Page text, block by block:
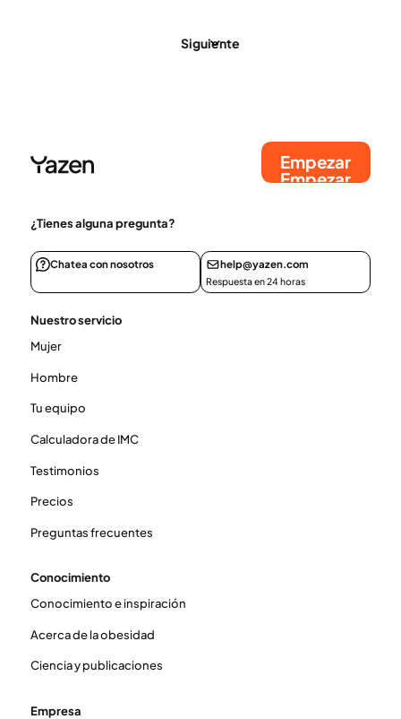
lograr un efecto suficiente o duradero, el
Siguiente
Empezar
Empezar
¿Tienes alguna pregunta?
Chatea con nosotros help@yazen.com
Respuesta en 24 horas
Nuestro servicio
Mujer
Hombre
Tu equipo
Calculadora de IMC
Testimonios
Precios
Preguntas frecuentes
Conocimiento
Conocimiento e inspiración
Acerca de la obesidad
Ciencia y publicaciones
Empresa